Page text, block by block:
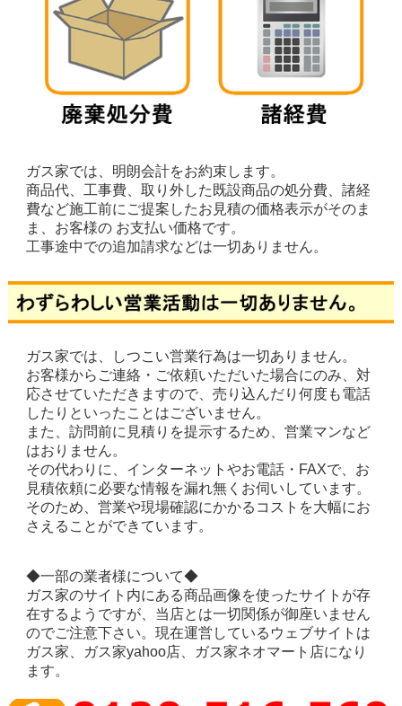
ガス家では、明朗会計をお約束します。
商品代、工事費、取り外した既設商品の処分費、諸経
費など施工前にご提案したお見積の価格表示がそのま
ま、お客様の お支払い価格です。
工事途中での追加請求などは一切ありません。
ガス家では、しつこい営業行為は一切ありません。
お客様からご連絡・ご依頼いただいた場合にのみ、対
応させていただきますので、売り込んだり何度も電話
したりといったことはございません。
また、訪問前に見積りを提示するため、営業マンなど
はおりません。
その代わりに、インターネットやお電話・FAXで、お
見積依頼に必要な情報を漏れ無くお伺いしています。
そのため、営業や現場確認にかかるコストを大幅にお
さえることができています。
◆一部の業者様について◆
ガス家のサイト内にある商品画像を使ったサイトが存
在するようですが、当店とは一切関係が御座いません
のでご注意下さい。現在運営しているウェブサイトは
ガス家、ガス家yahoo店、ガス家ネオマート店になり
ます。